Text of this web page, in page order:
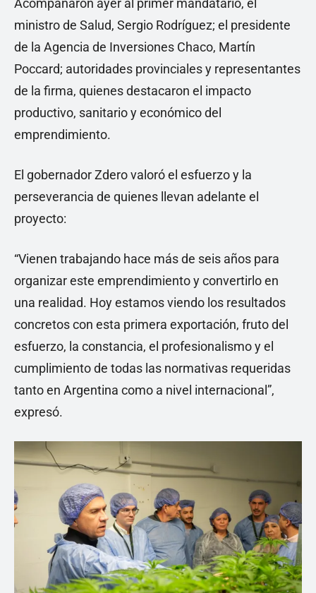
Acompañaron ayer al primer mandatario, el
ministro de Salud, Sergio Rodríguez; el presidente
de la Agencia de Inversiones Chaco, Martín
Poccard; autoridades provinciales y representantes
de la firma, quienes destacaron el impacto
productivo, sanitario y económico del
emprendimiento.
El gobernador Zdero valoró el esfuerzo y la
perseverancia de quienes llevan adelante el
proyecto:
“Vienen trabajando hace más de seis años para
organizar este emprendimiento y convertirlo en
una realidad. Hoy estamos viendo los resultados
concretos con esta primera exportación, fruto del
esfuerzo, la constancia, el profesionalismo y el
cumplimiento de todas las normativas requeridas
tanto en Argentina como a nivel internacional”,
expresó.